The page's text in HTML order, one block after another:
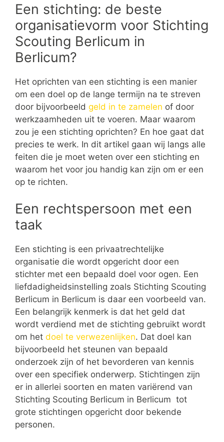
Een stichting: de beste
organisatievorm voor Stichting
Scouting Berlicum in
Berlicum?
Het oprichten van een stichting is een manier
om een doel op de lange termijn na te streven
door bijvoorbeeld geld in te zamelen of door
werkzaamheden uit te voeren. Maar waarom
zou je een stichting oprichten? En hoe gaat dat
precies te werk. In dit artikel gaan wij langs alle
feiten die je moet weten over een stichting en
waarom het voor jou handig kan zijn om er een
op te richten.
Een rechtspersoon met een
taak
Een stichting is een privaatrechtelijke
organisatie die wordt opgericht door een
stichter met een bepaald doel voor ogen. Een
liefdadigheidsinstelling zoals Stichting Scouting
Berlicum in Berlicum is daar een voorbeeld van.
Een belangrijk kenmerk is dat het geld dat
wordt verdiend met de stichting gebruikt wordt
om het doel te verwezenlijken. Dat doel kan
bijvoorbeeld het steunen van bepaald
onderzoek zijn of het bevorderen van kennis
over een specifiek onderwerp. Stichtingen zijn
er in allerlei soorten en maten variërend van
Stichting Scouting Berlicum in Berlicum tot
grote stichtingen opgericht door bekende
personen.